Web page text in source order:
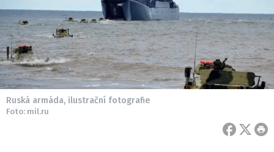
Ruská armáda, ilustrační fotografie
Foto: mil.ru